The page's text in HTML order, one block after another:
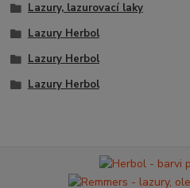
Lazury, lazurovací laky
Lazury Herbol
Lazury Herbol
Lazury Herbol